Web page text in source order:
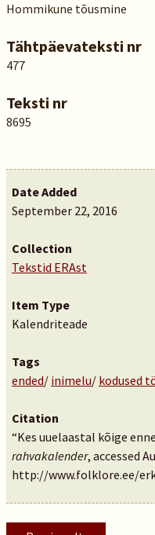
Hommikune tõusmine
Tähtpäevateksti nr
477
Teksti nr
8695
Date Added
September 22, 2016
Collection
Tekstid ERAst
Item Type
Kalendriteade
Tags
ended/ inimelu/ kodused
Citation
“Kes uuelaastal kõige
rahvakalender, accessed
http://www.folklore.ee/